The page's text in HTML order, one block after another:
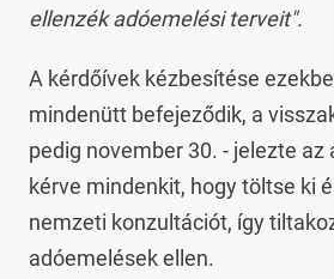
ellenzék adóemelési terveit".
A kérdőívek kézbesítése
mindenütt befejeződik, a
pedig november 30. - jelezte az
kérve mindenkit, hogy töltse ki
nemzeti konzultációt, így
adóemelések ellen.